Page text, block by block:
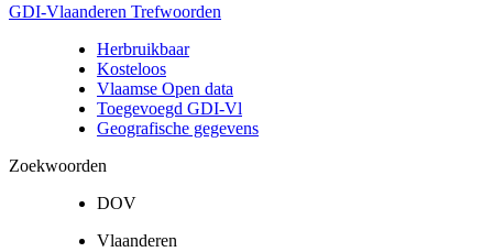
GDI-Vlaanderen Trefwoorden
Herbruikbaar
Kosteloos
Vlaamse Open data
Toegevoegd GDI-Vl
Geografische gegevens
Zoekwoorden
DOV
Vlaanderen